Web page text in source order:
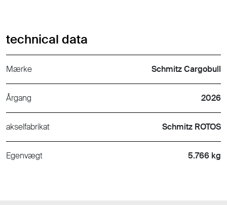
technical data
Mærke Schmitz Cargobull
Årgang 2026
akselfabrikat Schmitz ROTOS
Egenvægt 5.766 kg